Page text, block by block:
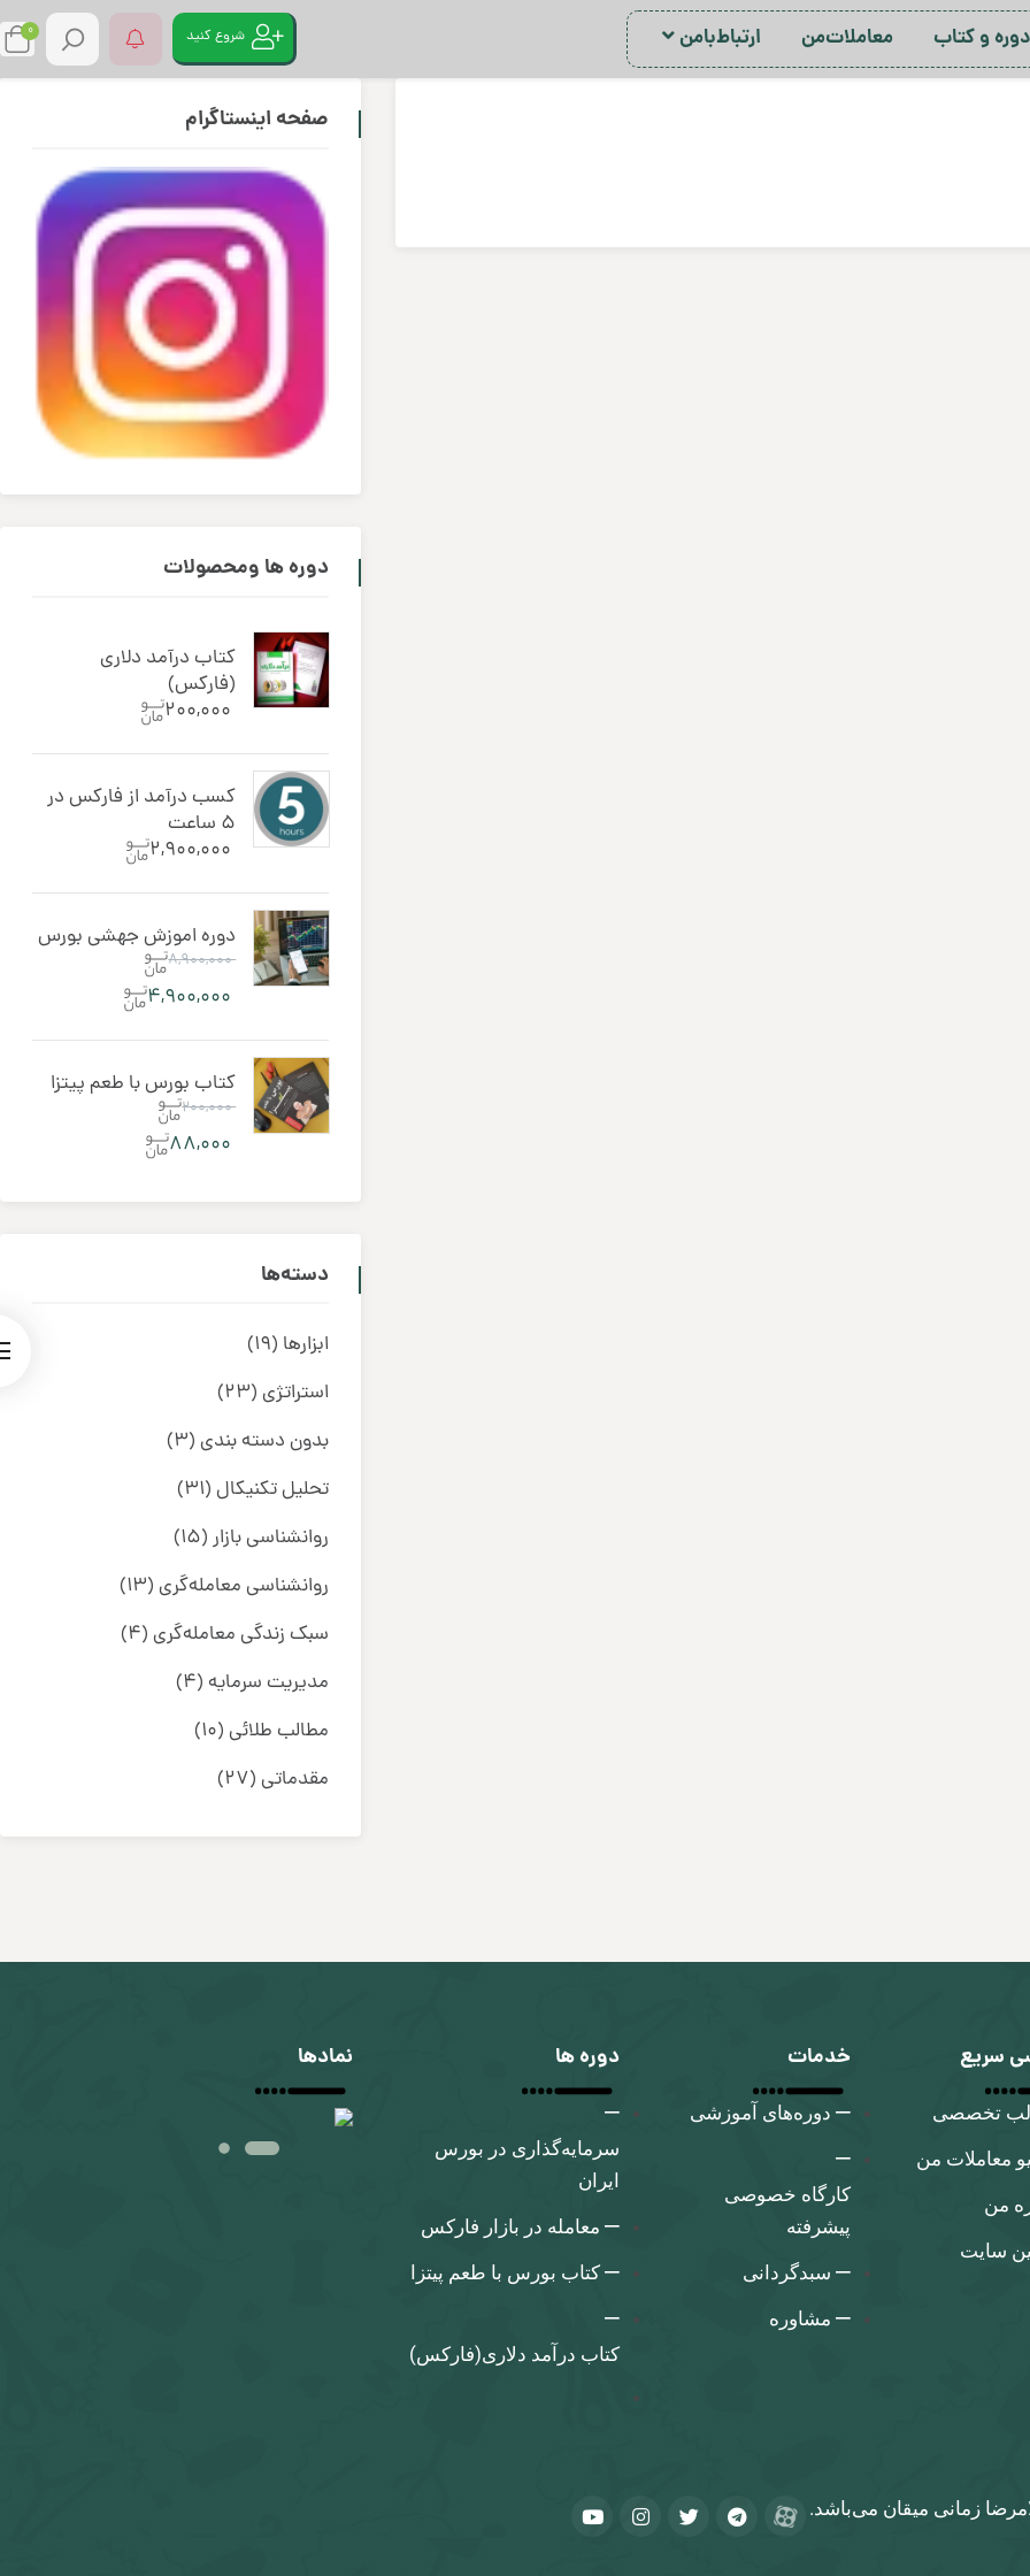
دور‌ه‌ و کتاب معاملات‌من ارتباط‌با‌من شروع کنید 0
صفحه اینستاگرام
دوره ‌ها ومحصولات
کتاب درآمد دلاری
(فارکس)
۲۰۰,۰۰۰
کسب درآمد از فارکس در
5 ساعت
۲,۹۰۰,۰۰۰
دوره اموزش جهشی بورس
۸,۹۰۰,۰۰۰
۴,۹۰۰,۰۰۰
کتاب بورس با طعم پیتزا
۲۰۰,۰۰۰
۸۸,۰۰۰
دسته‌ها
ابزارها (19)
استراتژی (23)
بدون دسته بندی (3)
تحلیل تکنیکال (31)
روانشناسی بازار(15)
روانشناسی معامله‌گری (13)
سبک زندگی معامله‌گری (4)
مدیریت سرمایه (4)
مطالب طلائی (10)
مقدماتی (27)
سریع
تخصصی
معاملات من
من
سایت
خدمات
دوره‌های آموزشی
کارگاه‌ خصوصی
پیشرفته
سبدگردانی
مشاوره
دوره ها
سرمایه‌گذاری در بورس
ایران
معامله در بازار فارکس
کتاب بورس با طعم پیتزا
کتاب درآمد دلاری‌(فارکس)
نمادها
زمانی میقان می‌باشد.